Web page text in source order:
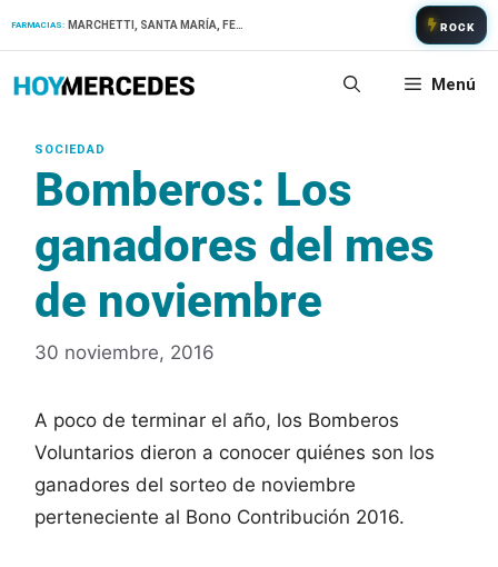
FARMACIAS: ROCK
Menú
Bomberos: Los
ganadores del mes
de noviembre
30 noviembre, 2016
A poco de terminar el año, los Bomberos
Voluntarios dieron a conocer quiénes son los
ganadores del sorteo de noviembre
perteneciente al Bono Contribución 2016.